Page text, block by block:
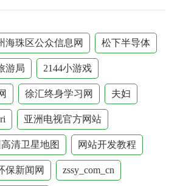
海珠区公众信息网 松下半导体
游局 2144小游戏
徐汇终身学习网 夫妇
亚洲电视官方网站
清卫星地图 网站开发教程
保新闻网 zssy_com_cn